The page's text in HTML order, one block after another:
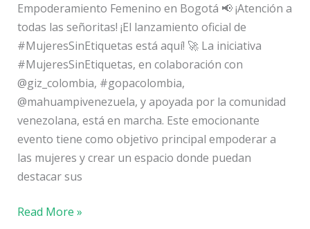
Empoderamiento Femenino en Bogotá 📢 ¡Atención a
todas las señoritas! ¡El lanzamiento oficial de
#MujeresSinEtiquetas está aquí! 🚀 La iniciativa
#MujeresSinEtiquetas, en colaboración con
@giz_colombia, #gopacolombia,
@mahuampivenezuela, y apoyada por la comunidad
venezolana, está en marcha. Este emocionante
evento tiene como objetivo principal empoderar a
las mujeres y crear un espacio donde puedan
destacar sus
Read More »